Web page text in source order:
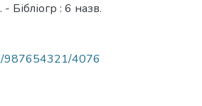
: 6 назв.
987654321/4076